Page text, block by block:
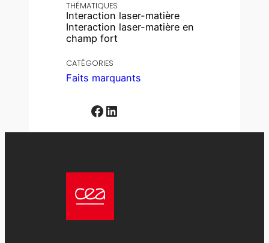
THÉMATIQUES
Interaction laser-matière
Interaction laser-matière en
champ fort
CATÉGORIES
Faits marquants
Facebook LinkedIn